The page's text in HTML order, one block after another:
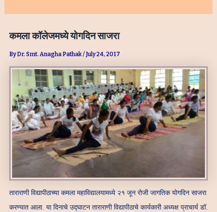
कमला कॉलेजमध्ये योगदिन साजरा
ByDr. Smt. Anagha Pathak/July 24, 2017
ताराराणी विद्यापीठाच्या कमला महाविद्यालयामध्ये २१ जून रोजी जागतिक योगदिन साजरा
करण्यात आला. या दिनाचे उद्घाटन ताराराणी विद्यापीठाचे कार्यकारी अध्यक्ष प्राचार्य डॉ.